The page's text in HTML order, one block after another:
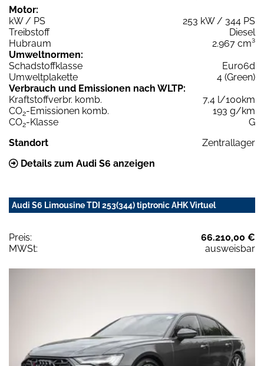
Motor:
kW / PS
253 kW / 344 PS
Treibstoff
Diesel
Hubraum
2.967 cm³
Umweltnormen:
Schadstoffklasse
Euro6d
Umweltplakette
4 (Green)
Verbrauch und Emissionen nach WLTP:
Kraftstoffverbr. komb.
7,4 l/100km
CO2-Emissionen komb.
193 g/km
CO2-Klasse
G
Standort
Zentrallager
Details zum Audi S6 anzeigen
Audi S6 Limousine TDI 253(344) tiptronic AHK Virtuel
Preis:
66.210,00 €
MWSt:
ausweisbar